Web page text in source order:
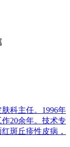
科主任。1996年
20余年。技术专
斑丘疹性皮病，